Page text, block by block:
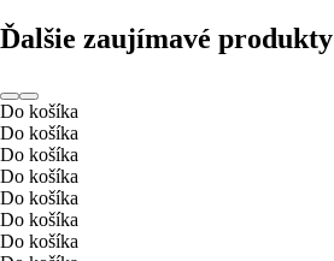
Ďalšie zaujímavé produkty
Do košíka
Do košíka
Do košíka
Do košíka
Do košíka
Do košíka
Do košíka